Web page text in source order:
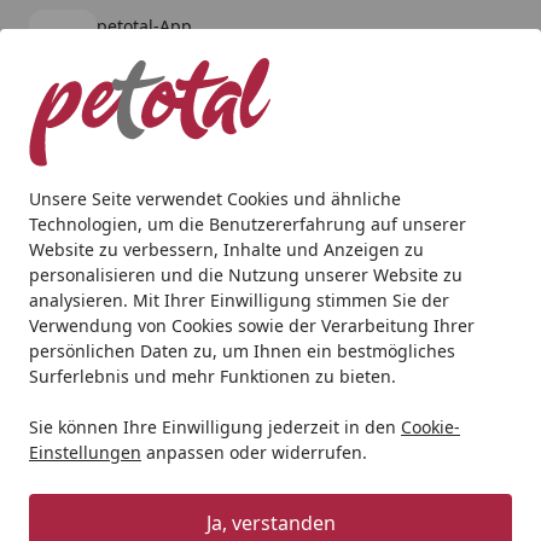
Unsere Seite verwendet Cookies und ähnliche
Technologien, um die Benutzererfahrung auf unserer
Website zu verbessern, Inhalte und Anzeigen zu
personalisieren und die Nutzung unserer Website zu
analysieren. Mit Ihrer Einwilligung stimmen Sie der
Verwendung von Cookies sowie der Verarbeitung Ihrer
persönlichen Daten zu, um Ihnen ein bestmögliches
Surferlebnis und mehr Funktionen zu bieten.
Sie können Ihre Einwilligung jederzeit in den Cookie-
Einstellungen anpassen oder widerrufen.
Ja, verstanden
petotal-App
kostenlos - Im App Store
Alle Produkte
Mein Konto
Suchen
Startseite
Andere Tierarten Kleintier Kleintierfutter
JR FARM Roll'n'Fun 120g
Kleintiersnack